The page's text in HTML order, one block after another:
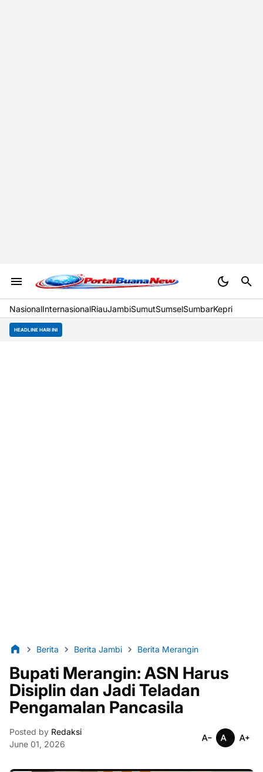
NasionalInternasionalRiauJambiSumutSumselSumbarKepri
HEADLINE HARI INI
Berita Berita Jambi Berita Merangin
Bupati Merangin: ASN Harus
Disiplin dan Jadi Teladan
Pengamalan Pancasila
Posted by Redaksi
June 01, 2026